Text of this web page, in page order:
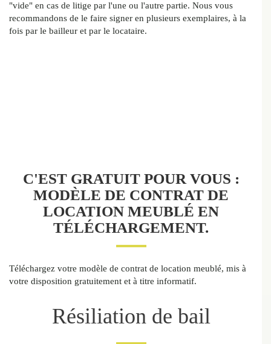
"vide" en cas de litige par l'une ou l'autre partie. Nous vous
recommandons de le faire signer en plusieurs exemplaires, à la
fois par le bailleur et par le locataire.
C'EST GRATUIT POUR VOUS :
MODÈLE DE CONTRAT DE
LOCATION MEUBLÉ EN
TÉLÉCHARGEMENT.
Téléchargez votre modèle de contrat de location meublé, mis à
votre disposition gratuitement et à titre informatif.
Résiliation de bail